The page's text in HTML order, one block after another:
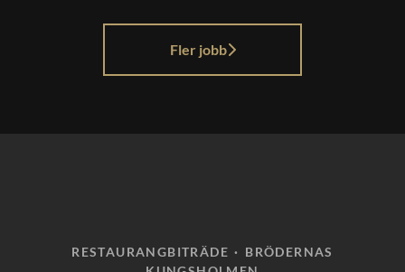
Fler jobb
RESTAURANGBITRÄDE · BRÖDERNAS